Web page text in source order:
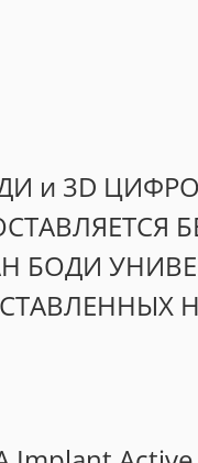
и 3D
БОДИ
НА